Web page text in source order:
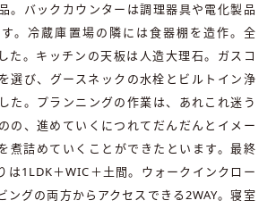
。バックカウンターは調理器具や電化製品
。冷蔵庫置場の隣には食器棚を造作。全
た。キッチンの天板は人造大理石。ガスコ
選び、グースネックの水栓とビルトイン浄
た。プランニングの作業は、あれこれ迷う
の、進めていくにつれてだんだんとイメー
煮詰めていくことができたといます。最終
は1LDK＋WIC＋土間。ウォークインクロー
ングの両方からアクセスできる2WAY。寝室